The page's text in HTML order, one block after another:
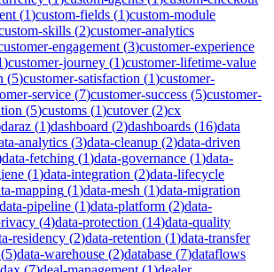
(1)custom-fields (1)custom-module
skills (2)customer-analytics
engagement (3)customer-experience
)customer-journey (1)customer-lifetime-value
(5)customer-satisfaction (1)customer-
service (7)customer-success (5)customer-
(5)customs (1)cutover(2)cx
daraz (1)dashboard (2)dashboards (16)data
analytics (3)data-cleanup (2)data-driven
data-fetching (1)data-governance (1)data-
(1)data-integration (2)data-lifecycle
mapping (1)data-mesh (1)data-migration
data-pipeline (1)data-platform (2)data-
(4)data-protection (14)data-quality
residency (2)data-retention (1)data-transfer
(5)data-warehouse (2)database (7)dataflows